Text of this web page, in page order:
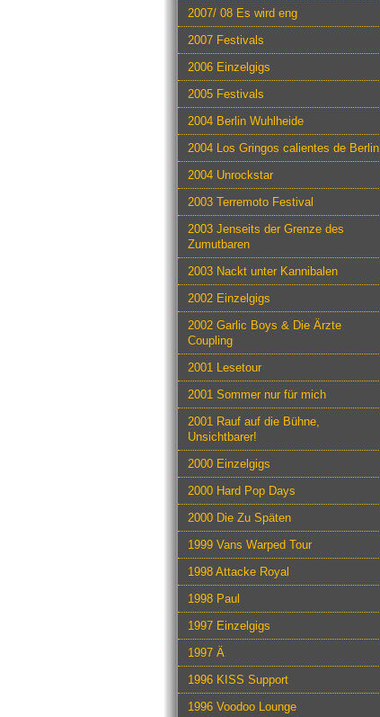
2007/ 08 Es wird eng
2007 Festivals
2006 Einzelgigs
2005 Festivals
2004 Berlin Wuhlheide
2004 Los Gringos calientes de Berlin
2004 Unrockstar
2003 Terremoto Festival
2003 Jenseits der Grenze des
Zumutbaren
2003 Nackt unter Kannibalen
2002 Einzelgigs
2002 Garlic Boys & Die Ärzte
Coupling
2001 Lesetour
2001 Sommer nur für mich
2001 Rauf auf die Bühne,
Unsichtbarer!
2000 Einzelgigs
2000 Hard Pop Days
2000 Die Zu Späten
1999 Vans Warped Tour
1998 Attacke Royal
1998 Paul
1997 Einzelgigs
1997 Ä
1996 KISS Support
1996 Voodoo Lounge